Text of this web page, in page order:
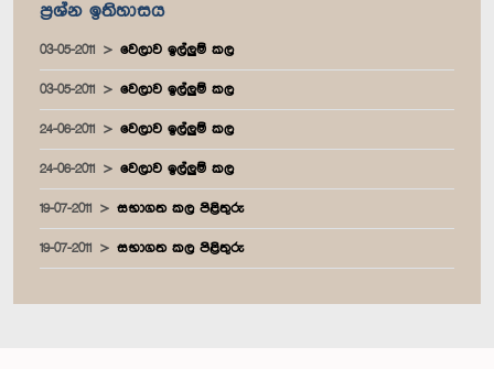
ප්‍රශ්න ඉතිහාසය
03-05-2011 වෙලාව ඉල්ලුම් කල
03-05-2011 වෙලාව ඉල්ලුම් කල
24-06-2011 වෙලාව ඉල්ලුම් කල
24-06-2011 වෙලාව ඉල්ලුම් කල
19-07-2011 සභාගත කල පිළිතුරු
19-07-2011 සභාගත කල පිළිතුරු